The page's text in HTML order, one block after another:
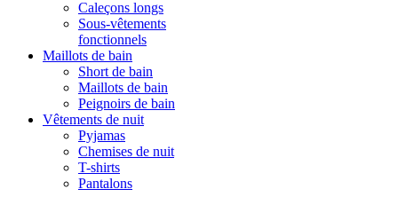
Caleçons longs
Sous-vêtements
fonctionnels
Maillots de bain
Short de bain
Maillots de bain
Peignoirs de bain
Vêtements de nuit
Pyjamas
Chemises de nuit
T-shirts
Pantalons